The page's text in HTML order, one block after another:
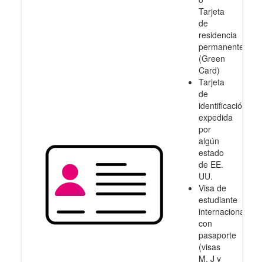
Tarjeta
de
residencia
permanente
(Green
Card)
Tarjeta
de
identificación
expedida
por
algún
estado
de EE.
UU.
Visa de
estudiante
internacional
con
pasaporte
(visas
M, J y